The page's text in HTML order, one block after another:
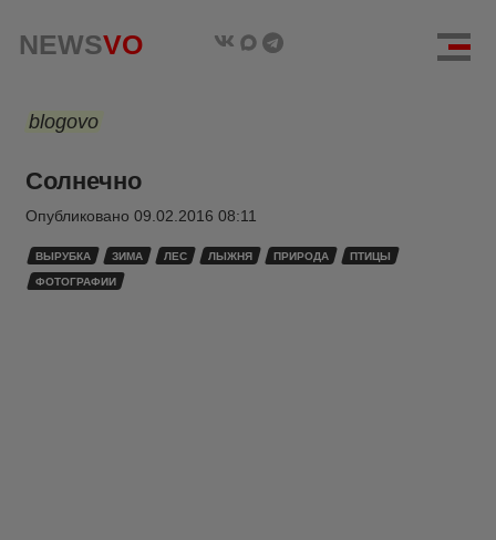
NEWSVO
blogovo
Солнечно
Опубликовано 09.02.2016 08:11
ВЫРУБКА ЗИМА ЛЕС ЛЫЖНЯ ПРИРОДА ПТИЦЫ
ФОТОГРАФИИ